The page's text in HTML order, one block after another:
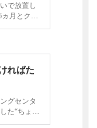
で放置し
月とクル
ればた
グセンタ
た“ちょい